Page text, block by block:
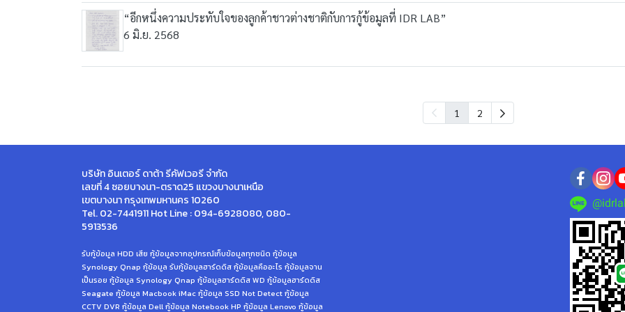
“อีกหนึ่งความประทับใจของลูกค้าชาวต่างชาติกับการกู้ข้อมูลที่ IDR LAB”
6 มิ.ย. 2568
1 2
บริษัท อินเตอร์ ดาต้า รีคัฟเวอรี จำกัด
เลขที่ 4 ซอยบางนา-ตราด25 แขวงบางนาเหนือ
เขตบางนา กรุงเทพมหานคร 10260
Tel. 02-7441911 Hot Line : 094-6928080, 080-
5913536
รับกู้ข้อมูล HDD เสีย กู้ข้อมูลจากอุปกรณ์เก็บข้อมูลทุกชนิด กู้ข้อมูล
Synology Qnap กู้ข้อมูล รับกู้ข้อมูลฮาร์ดดิส กู้ข้อมูลคืออะไร กู้ข้อมูลจาน
เป็นรอย กู้ข้อมูล Synology Qnap กู้ข้อมูลฮาร์ดดิส WD กู้ข้อมูลฮาร์ดดิส
Seagate กู้ข้อมูล Macbook iMac กู้ข้อมูล SSD Not Detect กู้ข้อมูล
CCTV DVR กู้ข้อมูล Dell กู้ข้อมูล Notebook HP กู้ข้อมูล Lenovo กู้ข้อมูล